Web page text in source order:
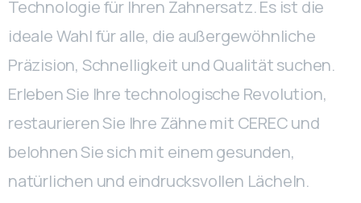
Technologie für Ihren Zahnersatz. Es ist die
ideale Wahl für alle, die außergewöhnliche
Präzision, Schnelligkeit und Qualität suchen.
Erleben Sie Ihre technologische Revolution,
restaurieren Sie Ihre Zähne mit CEREC und
belohnen Sie sich mit einem gesunden,
natürlichen und eindrucksvollen Lächeln.